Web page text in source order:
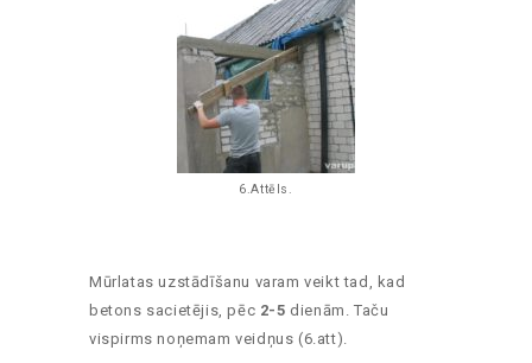
6.Attēls.
Mūrlatas uzstādīšanu varam veikt tad, kad
betons sacietējis, pēc 2-5 dienām. Taču
vispirms noņemam veidņus (6.att).